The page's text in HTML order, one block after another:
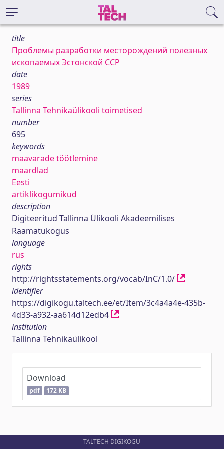
title
Проблемы разработки месторождений полезных
ископаемых Эстонской ССР
date
1989
series
Tallinna Tehnikaülikooli toimetised
number
695
keywords
maavarade töötlemine
maardlad
Eesti
artiklikogumikud
description
Digiteeritud Tallinna Ülikooli Akadeemilises
Raamatukogus
language
rus
rights
http://rightsstatements.org/vocab/InC/1.0/
identifier
https://digikogu.taltech.ee/et/Item/3c4a4a4e-435b-
4d33-a932-aa614d12edb4
institution
Tallinna Tehnikaülikool
Download
pdf 172 KB
TALTECH DIGIKOGU